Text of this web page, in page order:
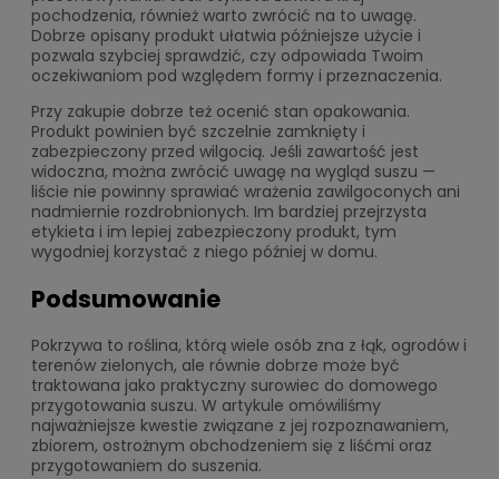
pochodzenia, również warto zwrócić na to uwagę.
Dobrze opisany produkt ułatwia późniejsze użycie i
pozwala szybciej sprawdzić, czy odpowiada Twoim
oczekiwaniom pod względem formy i przeznaczenia.
Przy zakupie dobrze też ocenić stan opakowania.
Produkt powinien być szczelnie zamknięty i
zabezpieczony przed wilgocią. Jeśli zawartość jest
widoczna, można zwrócić uwagę na wygląd suszu —
liście nie powinny sprawiać wrażenia zawilgoconych ani
nadmiernie rozdrobnionych. Im bardziej przejrzysta
etykieta i im lepiej zabezpieczony produkt, tym
wygodniej korzystać z niego później w domu.
Podsumowanie
Pokrzywa to roślina, którą wiele osób zna z łąk, ogrodów i
terenów zielonych, ale równie dobrze może być
traktowana jako praktyczny surowiec do domowego
przygotowania suszu. W artykule omówiliśmy
najważniejsze kwestie związane z jej rozpoznawaniem,
zbiorem, ostrożnym obchodzeniem się z liśćmi oraz
przygotowaniem do suszenia.